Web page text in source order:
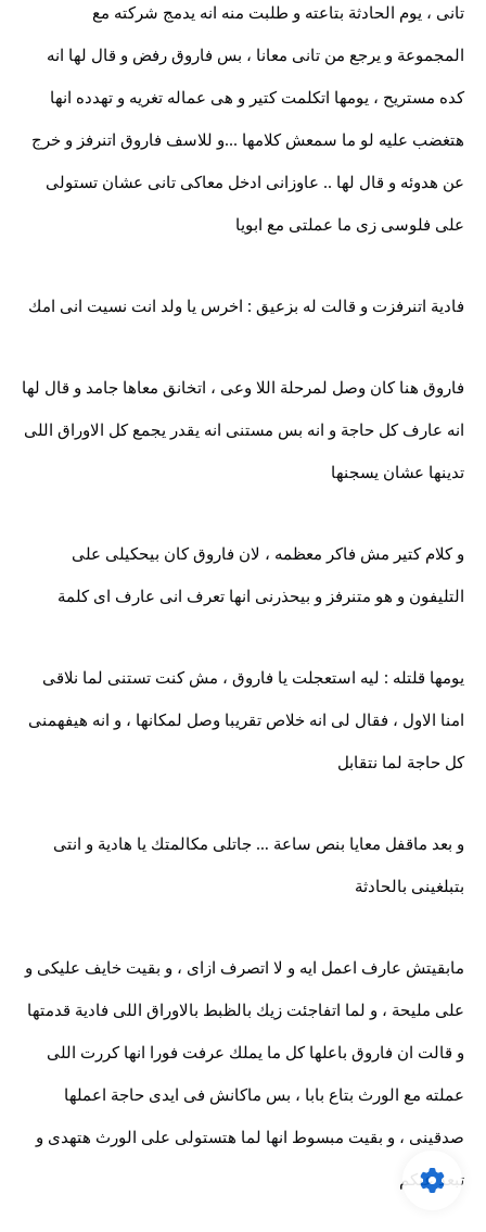
تانى ، يوم الحادثة بتاعته و طلبت منه انه يدمج شركته مع
المجموعة و يرجع من تانى معانا ، بس فاروق رفض و قال لها انه
كده مستريح ، يومها اتكلمت كتير و هى عماله تغريه و تهدده انها
هتغضب عليه لو ما سمعش كلامها ...و للاسف فاروق اتنرفز و خرج
عن هدوئه و قال لها .. عاوزانى ادخل معاكى تانى عشان تستولى
على فلوسى زى ما عملتى مع ابويا
فادية اتنرفزت و قالت له بزعيق : اخرس يا ولد انت نسيت انى امك
فاروق هنا كان وصل لمرحلة اللا وعى ، اتخانق معاها جامد و قال لها
انه عارف كل حاجة و انه بس مستنى انه يقدر يجمع كل الاوراق اللى
تدينها عشان يسجنها
و كلام كتير مش فاكر معظمه ، لان فاروق كان بيحكيلى على
التليفون و هو متنرفز و بيحذرنى انها تعرف انى عارف اى كلمة
يومها قلتله : ليه استعجلت يا فاروق ، مش كنت تستنى لما نلاقى
امنا الاول ، فقال لى انه خلاص تقريبا وصل لمكانها ، و انه هيفهمنى
كل حاجة لما نتقابل
و بعد ماقفل معايا بنص ساعة … جاتلى مكالمتك يا هادية و انتى
بتبلغينى بالحادثة
مابقيتش عارف اعمل ايه و لا اتصرف ازاى ، و بقيت خايف عليكى و
على مليحة ، و لما اتفاجئت زيك بالظبط بالاوراق اللى فادية قدمتها
و قالت ان فاروق باعلها كل ما يملك عرفت فورا انها كررت اللى
عملته مع الورث بتاع بابا ، بس ماكانش فى ايدى حاجة اعملها
صدقينى ، و بقيت مبسوط انها لما هتستولى على الورث هتهدى و
تبعد عنكم